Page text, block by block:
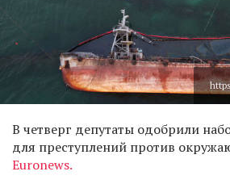
В четверг депутаты одобрили
для преступлений против
Euronews.